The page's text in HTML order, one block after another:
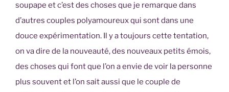
soupape et c’est des choses que je remarque dans
d’autres couples polyamoureux qui sont dans une
douce expérimentation. Il y a toujours cette tentation,
on va dire de la nouveauté, des nouveaux petits émois,
des choses qui font que l’on a envie de voir la personne
plus souvent et l’on sait aussi que le couple de